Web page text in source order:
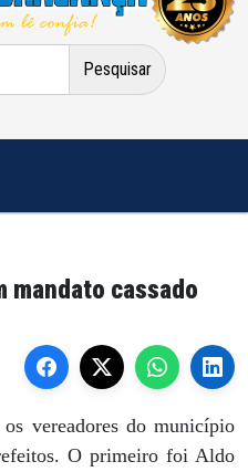
mandato cassado
vereadores do município
O primeiro foi Aldo